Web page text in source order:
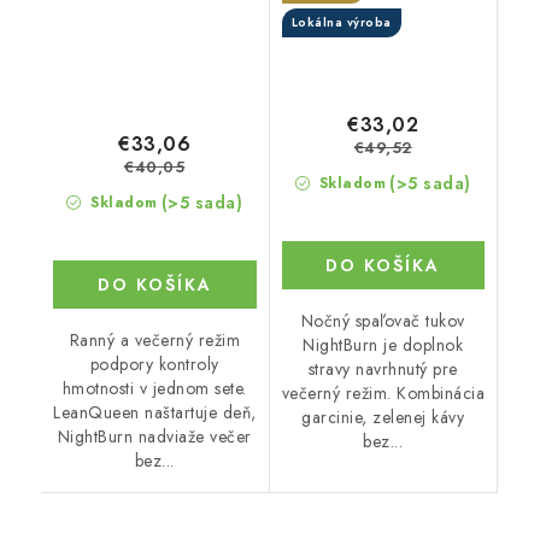
Skladom (>5 sada)
€33,06
€40,05
DO KOŠÍKA
Ranný a večerný režim
podpory kontroly
hmotnosti v jednom sete.
LeanQueen naštartuje deň,
NightBurn nadviaže večer
bez...
Lokálna výroba
Skladom (>5 sada)
€33,02
€49,52
DO KOŠÍKA
Nočný spaľovač tukov
NightBurn je doplnok
stravy navrhnutý pre
večerný režim. Kombinácia
garcinie, zelenej kávy
bez...